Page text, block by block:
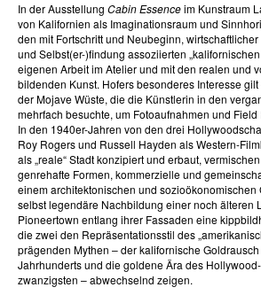
In der Ausstellung Cabin Essenceim Kunstraum
von Kalifornien als Imaginationsraum und
den mit Fortschritt und Neubeginn,
und Selbst(er-)findung assoziierten
eigenen Arbeit im Atelier und mit den realen und
bildenden Kunst. Hofers besonderes Interesse
der Mojave Wüste, die die Künstlerin in den
mehrfach besuchte, um Fotoaufnahmen und
In den 1940er-Jahren von den drei
Roy Rogers und Russell Hayden als Western-
als „reale“ Stadt konzipiert und erbaut,
genrehafte Formen, kommerzielle und
einem architektonischen und sozioökonomischen
selbst legendäre Nachbildung einer noch älteren
Pioneertown entlang ihrer Fassaden eine
die zwei den Repräsentationsstil des
prägenden Mythen – der kalifornische
Jahrhunderts und die goldene Ära des
zwanzigsten – abwechselnd zeigen.